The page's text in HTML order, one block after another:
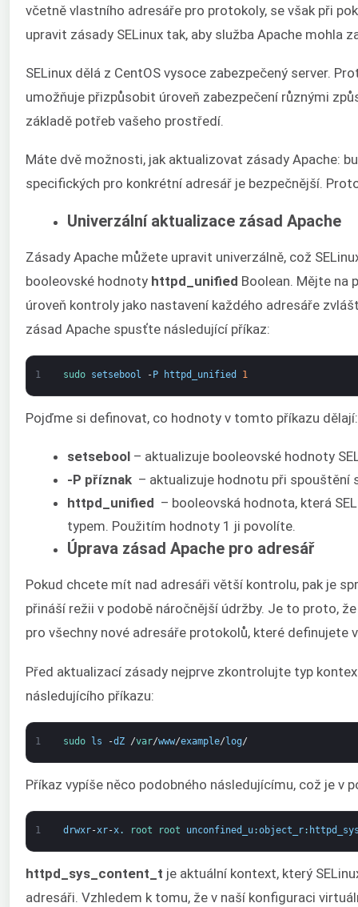
včetně vlastního adresáře pro protokoly, se však při
upravit zásady SELinux tak, aby služba Apache mohla
SELinux dělá z CentOS vysoce zabezpečený server.
umožňuje přizpůsobit úroveň zabezpečení různými
základě potřeb vašeho prostředí.
Máte dvě možnosti, jak aktualizovat zásady Apache:
specifických pro konkrétní adresář je bezpečnější.
Univerzální aktualizace zásad Apache
Zásady Apache můžete upravit univerzálně, což
booleovské hodnoty httpd_unified Boolean. Mějte na
úroveň kontroly jako nastavení každého adresáře
zásad Apache spusťte následující příkaz:
1 sudo setsebool - P httpd_unified 1
Pojďme si definovat, co hodnoty v tomto příkazu dělají:
setsebool – aktualizuje booleovské hodnoty
-P příznak – aktualizuje hodnotu při
httpd_unified – booleovská hodnota, která
typem. Použitím hodnoty 1 ji povolíte.
Úprava zásad Apache pro adresář
Pokud chcete mít nad adresáři větší kontrolu, pak je
přináší režii v podobě náročnější údržby. Je to proto,
pro všechny nové adresáře protokolů, které
Před aktualizací zásady nejprve zkontrolujte typ
následujícího příkazu:
1 sudo ls -dZ /var/www/example/ log/
Příkaz vypíše něco podobného následujícímu, což je v
1 drwxr-xr-x. root root unconfined_u:object_r:
httpd_sys_content_t je aktuální kontext, který
adresáři. Vzhledem k tomu, že v naší konfiguraci